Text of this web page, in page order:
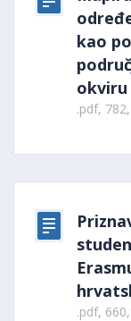
kao
okviru
.pdf,
.pdf,